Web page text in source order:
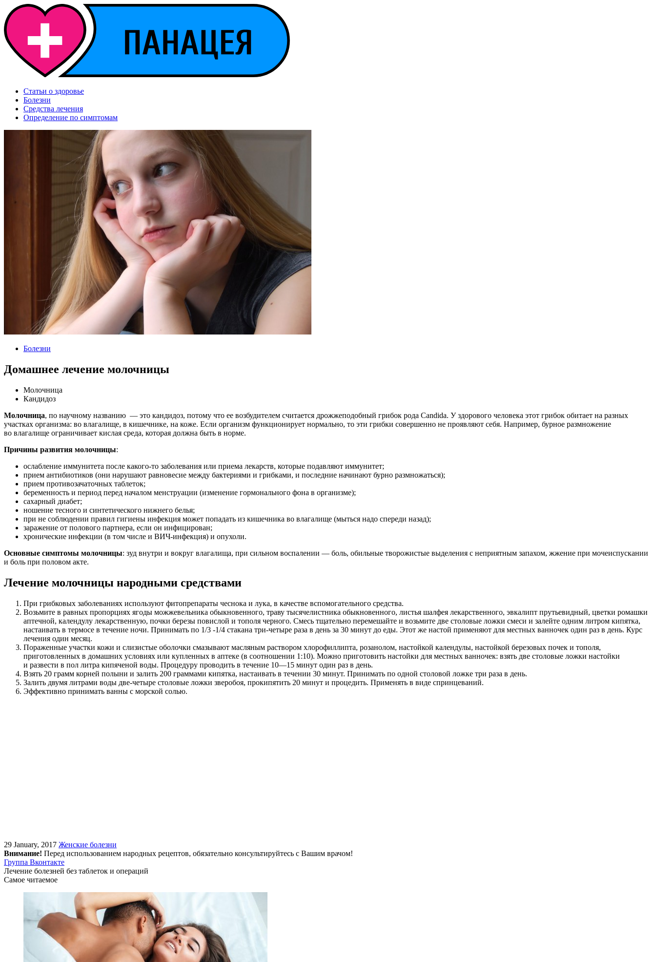
Статьи о здоровье
Болезни
Средства лечения
Определение по симптомам
Болезни
Домашнее лечение молочницы
Молочница
Кандидоз
Молочница, по научному названию — это кандидоз, потому что ее возбудителем считается дрожжеподобный грибок рода Candida. У здорового человека этот грибок обитает на разных
участках организма: во влагалище, в кишечнике, на коже. Если организм функционирует нормально, то эти грибки совершенно не проявляют себя. Например, бурное размножение
во влагалище ограничивает кислая среда, которая должна быть в норме.
Причины развития молочницы:
ослабление иммунитета после какого-то заболевания или приема лекарств, которые подавляют иммунитет;
прием антибиотиков (они нарушают равновесие между бактериями и грибками, и последние начинают бурно размножаться);
прием противозачаточных таблеток;
беременность и период перед началом менструации (изменение гормонального фона в организме);
сахарный диабет;
ношение тесного и синтетического нижнего белья;
при не соблюдении правил гигиены инфекция может попадать из кишечника во влагалище (мыться надо спереди назад);
заражение от полового партнера, если он инфицирован;
хронические инфекции (в том числе и ВИЧ-инфекция) и опухоли.
Основные симптомы молочницы: зуд внутри и вокруг влагалища, при сильном воспалении — боль, обильные творожистые выделения с неприятным запахом, жжение при мочеиспускании
и боль при половом акте.
Лечение молочницы народными средствами
При грибковых заболеваниях используют фитопрепараты чеснока и лука, в качестве вспомогательного средства.
Возьмите в равных пропорциях ягоды можжевельника обыкновенного, траву тысячелистника обыкновенного, листья шалфея лекарственного, эвкалипт прутьевидный, цветки ромашки
аптечной, календулу лекарственную, почки березы повислой и тополя черного. Смесь тщательно перемешайте и возьмите две столовые ложки смеси и залейте одним литром кипятка,
настаивать в термосе в течение ночи. Принимать по 1/3 -1/4 стакана три-четыре раза в день за 30 минут до еды. Этот же настой применяют для местных ванночек один раз в день. Курс
лечения один месяц.
Пораженные участки кожи и слизистые оболочки смазывают масляным раствором хлорофиллипта, розанолом, настойкой календулы, настойкой березовых почек и тополя,
приготовленных в домашних условиях или купленных в аптеке (в соотношении 1:10). Можно приготовить настойки для местных ванночек: взять две столовые ложки настойки
и развести в пол литра кипяченой воды. Процедуру проводить в течение 10—15 минут один раз в день.
Взять 20 грамм корней полыни и залить 200 граммами кипятка, настаивать в течении 30 минут. Принимать по одной столовой ложке три раза в день.
Залить двумя литрами воды две-четыре столовые ложки зверобоя, прокипятить 20 минут и процедить. Применять в виде спринцеваний.
Эффективно принимать ванны с морской солью.
29 January, 2017 Женские болезни
Внимание! Перед использованием народных рецептов, обязательно консультируйтесь с Вашим врачом!
Группа Вконтакте
Лечение болезней без таблеток и операций
Самое читаемое